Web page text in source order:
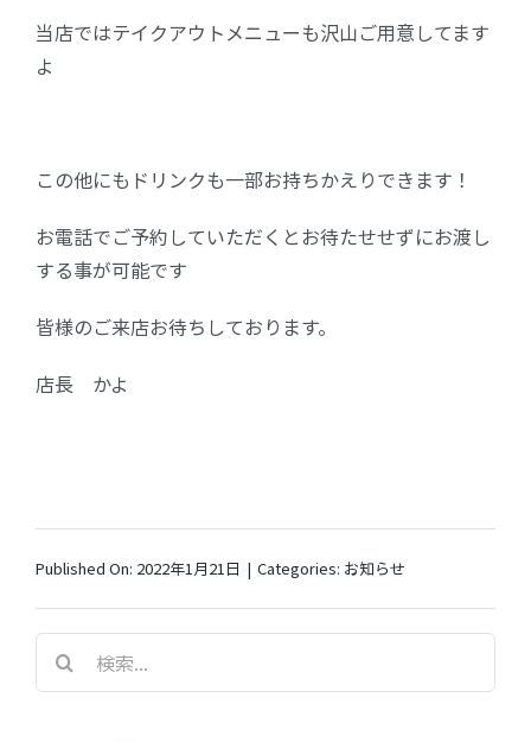
当店ではテイクアウトメニューも沢山ご用意してます
よ
この他にもドリンクも一部お持ちかえりできます！
お電話でご予約していただくとお待たせせずにお渡し
する事が可能です
皆様のご来店お待ちしております。
店長 かよ
Published On: 2022年1月21日 | Categories: お知らせ